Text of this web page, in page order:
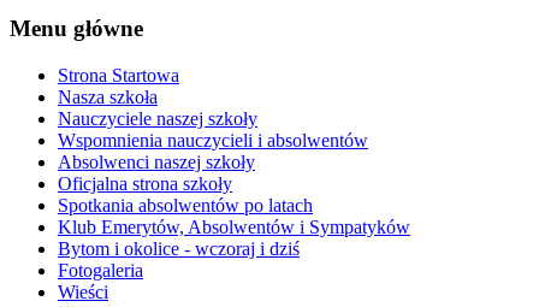
Menu główne
Strona Startowa
Nasza szkoła
Nauczyciele naszej szkoły
Wspomnienia nauczycieli i absolwentów
Absolwenci naszej szkoły
Oficjalna strona szkoły
Spotkania absolwentów po latach
Klub Emerytów, Absolwentów i Sympatyków
Bytom i okolice - wczoraj i dziś
Fotogaleria
Wieści